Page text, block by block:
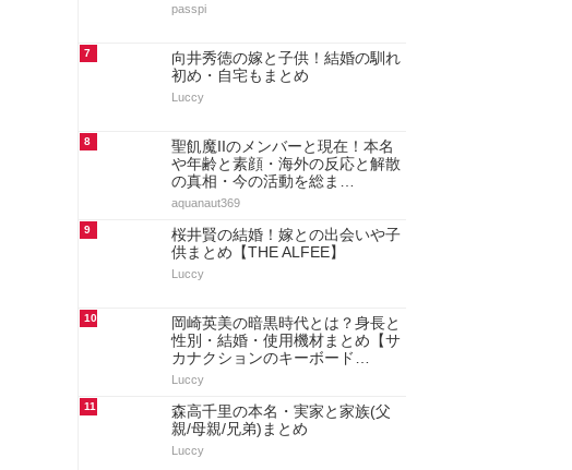
passpi
7
向井秀徳の嫁と子供！結婚の馴れ
初め・自宅もまとめ
Luccy
8
聖飢魔IIのメンバーと現在！本名
や年齢と素顔・海外の反応と解散
の真相・今の活動を総ま…
aquanaut369
9
桜井賢の結婚！嫁との出会いや子
供まとめ【THE ALFEE】
Luccy
10
岡崎英美の暗黒時代とは？身長と
性別・結婚・使用機材まとめ【サ
カナクションのキーボード…
Luccy
11
森高千里の本名・実家と家族(父
親/母親/兄弟)まとめ
Luccy